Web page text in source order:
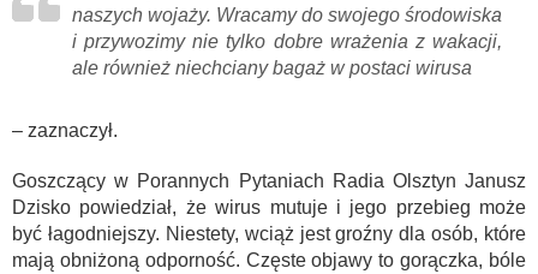
naszych wojaży. Wracamy do swojego środowiska
i przywozimy nie tylko dobre wrażenia z wakacji,
ale również niechciany bagaż w postaci wirusa
– zaznaczył.
Goszczący w Porannych Pytaniach Radia Olsztyn Janusz
Dzisko powiedział, że wirus mutuje i jego przebieg może
być łagodniejszy. Niestety, wciąż jest groźny dla osób, które
mają obniżoną odporność. Częste objawy to gorączka, bóle